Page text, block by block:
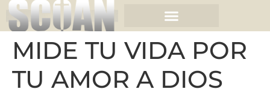
MIDE TU VIDA POR
TU AMOR A DIOS